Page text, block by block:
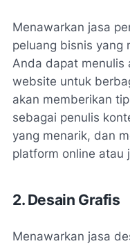
Menawarkan jasa
peluang bisnis yang
Anda dapat menulis
website untuk
akan memberikan
sebagai penulis
yang menarik, dan
platform online atau
2. Desain Grafis
Menawarkan jasa